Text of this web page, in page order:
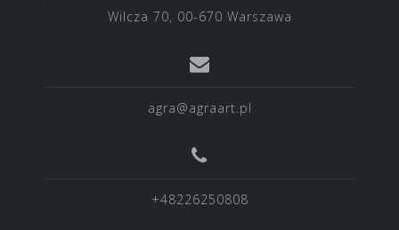
Wilcza 70, 00-670 Warszawa
agra@agraart.pl
+48226250808